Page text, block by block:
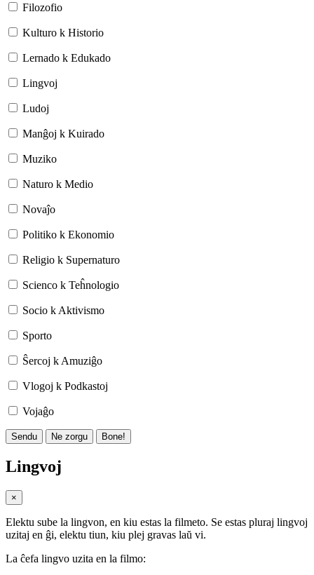
Filozofio
Kulturo k Historio
Lernado k Edukado
Lingvoj
Ludoj
Manĝoj k Kuirado
Muziko
Naturo k Medio
Novaĵo
Politiko k Ekonomio
Religio k Supernaturo
Scienco k Teĥnologio
Socio k Aktivismo
Sporto
Ŝercoj k Amuziĝo
Vlogoj k Podkastoj
Vojaĝo
Sendu Ne zorgu Bone!
Lingvoj
×
Elektu sube la lingvon, en kiu estas la filmeto. Se estas pluraj lingvoj
uzitaj en ĝi, elektu tiun, kiu plej gravas laŭ vi.
La ĉefa lingvo uzita en la filmo: